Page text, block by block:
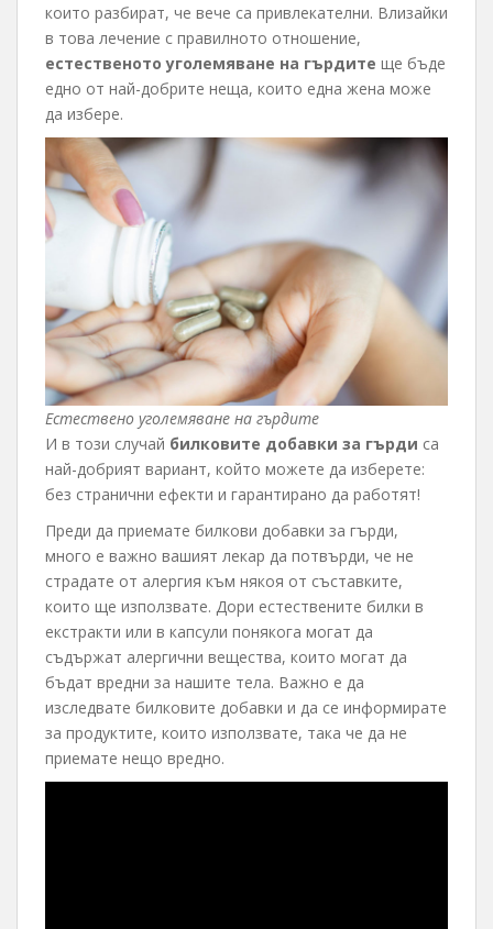
които разбират, че вече са привлекателни. Влизайки
в това лечение с правилното отношение,
естественото уголемяване на гърдите ще бъде
едно от най-добрите неща, които една жена може
да избере.
Естествено уголемяване на гърдите
И в този случай билковите добавки за гърди са
най-добрият вариант, който можете да изберете:
без странични ефекти и гарантирано да работят!
Преди да приемате билкови добавки за гърди,
много е важно вашият лекар да потвърди, че не
страдате от алергия към някоя от съставките,
които ще използвате. Дори естествените билки в
екстракти или в капсули понякога могат да
съдържат алергични вещества, които могат да
бъдат вредни за нашите тела. Важно е да
изследвате билковите добавки и да се информирате
за продуктите, които използвате, така че да не
приемате нещо вредно.